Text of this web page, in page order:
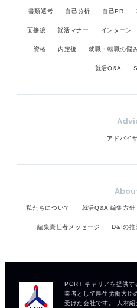
書類選考 自己分析 自己PR
面接後 就活マナー インターン
資格 内定後 就職・転職の悩
就活Q&A
アドバイ
私たちについて 就活Q&A 編集方針
編集責任者メッセージ D&Iの推